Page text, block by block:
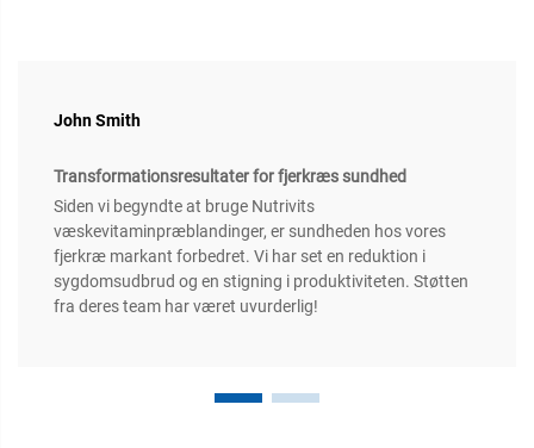
John Smith
Transformationsresultater for fjerkræs sundhed
Siden vi begyndte at bruge Nutrivits
væskevitaminpræblandinger, er sundheden hos vores
fjerkræ markant forbedret. Vi har set en reduktion i
sygdomsudbrud og en stigning i produktiviteten. Støtten
fra deres team har været uvurderlig!